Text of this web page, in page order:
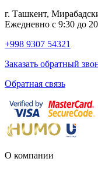
г. Ташкент,
Ежедневно с 9:30 до
+998 9307 54321
Заказать обратный
Обратная связь
О компании